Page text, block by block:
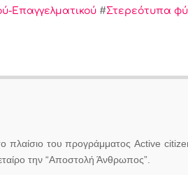
Επαγγελματικού #Στερεότυπα
πλαίσιο του προγράμματος Active
την “Αποστολή Άνθρωπος”.